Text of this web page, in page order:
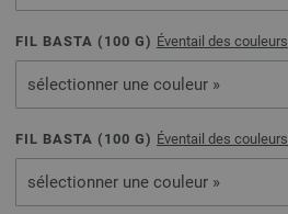
FIL BASTA ( 100 G) Éventail des couleurs
sélectionner une couleur »
FIL BASTA ( 100 G) Éventail des couleurs
sélectionner une couleur »